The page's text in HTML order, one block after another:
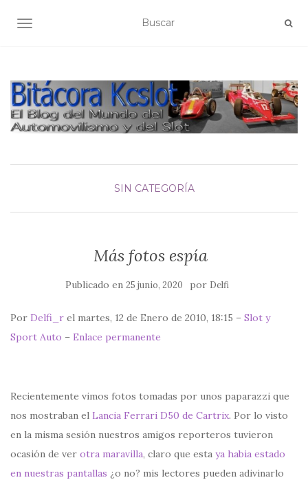
ALTERNAR NAVEGACIÓN
SIN CATEGORÍA
Más fotos espía
Publicado en 25 junio, 2020 por Delfi
Por Delfi_r el martes, 12 de Enero de 2010, 18:15 – Slot y
Sport Auto – Enlace permanente
Recientemente vimos fotos tomadas por unos paparazzi que
nos mostraban el Lancia Ferrari D50 de Cartrix. Por lo visto
en la misma sesión nuestros amigos reporteros tuvieron
ocasión de ver otra maravilla, claro que esta ya habia estado
en nuestras pantallas ¿o no? mis lectores pueden adivinarlo